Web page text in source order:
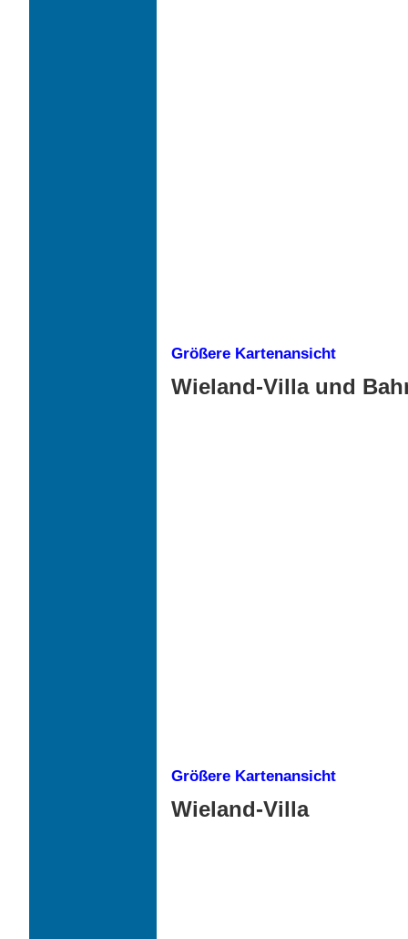
Größere Kartenansicht
Wieland-Villa und
Größere Kartenansicht
Wieland-Villa